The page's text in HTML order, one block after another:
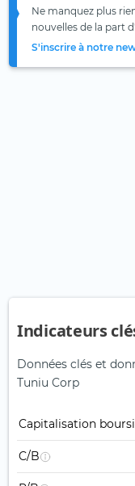
Ne manquez plus
nouvelles de la part
S'inscrire à notre
Indicateurs
Données clés et
Tuniu Corp
Capitalisation
C/B